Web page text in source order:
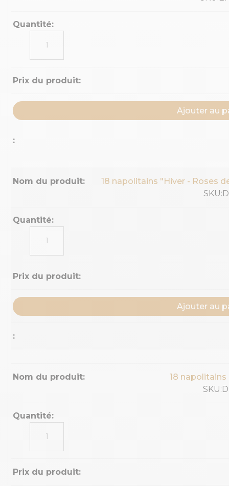
1
en
Ajouter au
18 napolitains "Hiver - Roses
18
"Hiver
de
Ajouter au
18 napolitains
18
"Love"